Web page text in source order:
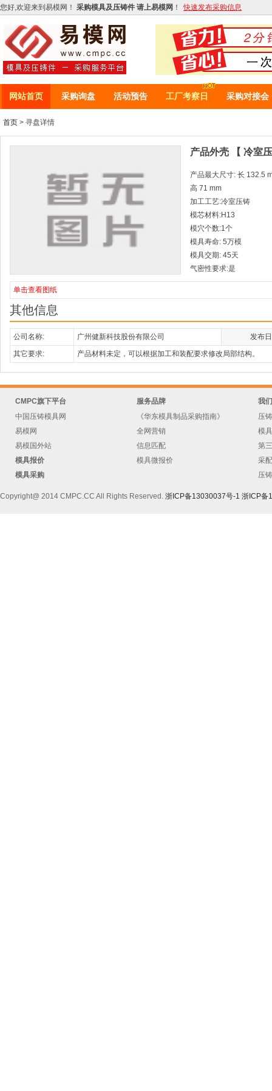
您好,欢迎来到易模网！ 采购模具及压铸件 请上易模网 ！ 快速发布采购信息
网站首页 采购询盘 活动预告 工厂考察日 采购对接会
首页 > 寻盘详情
产品外壳 【 冷室
产品最大尺寸: 长 132.5
高 71 mm
加工工艺:冷室压铸
模芯材料:H13
模穴个数:1个
模具寿命: 5万模
模具交期: 45天
气密性要求:是
单击查看图纸
其他信息
公司名称: 广州健新科技股份有限公司
发布
其它要求:
产品材料未定，可以根据加工和装配要求修改局部结构。
CMPC旗下平台
中国压铸模具网
易模网
易模国外站
模具报价
模具采购
服务品牌
《华东模具制品采购指南》
全网营销
信息匹配
模具微报价
我
压
模
第
采
压
Copyright@ 2014 CMPC.CC All Rights Reserved. 浙ICP备13030037号-1 浙ICP备